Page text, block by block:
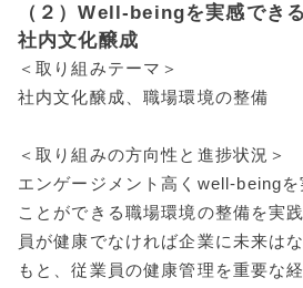
（２）Well-beingを実感でき
社内文化醸成
＜取り組みテーマ＞
社内文化醸成、職場環境の整備
＜取り組みの方向性と進捗状況＞
エンゲージメント高くwell-being
ことができる職場環境の整備を実
員が健康でなければ企業に未来は
もと、従業員の健康管理を重要な